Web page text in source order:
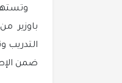
باوزير
التدريب
ضمن